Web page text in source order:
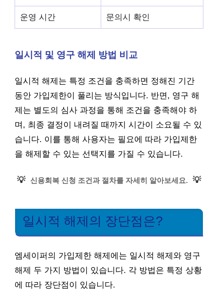
운영 시간 문의시 확인
일시적 및 영구 해제 방법 비교
일시적 해제는 특정 조건을 충족하면 정해진 기간
동안 가입제한이 풀리는 방식입니다. 반면, 영구 해
제는 별도의 심사 과정을 통해 조건을 충족해야 하
며, 최종 결정이 내려질 때까지 시간이 소요될 수 있
습니다. 이를 통해 사용자는 필요에 따라 가입제한
을 해제할 수 있는 선택지를 가질 수 있습니다.
💡 신용회복 신청 조건과 절차를 자세히 알아보세요. 💡
일시적 해제의 장단점은?
엠세이퍼의 가입제한 해제에는 일시적 해제와 영구
해제 두 가지 방법이 있습니다. 각 방법은 특정 상황
에 따라 장단점이 있습니다.